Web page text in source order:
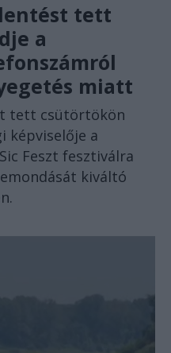
tett
a
miatt
tett csütörtökön
képviselője a
Feszt fesztiválra
kiváltó